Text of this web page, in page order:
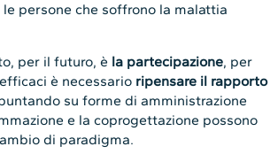
persone che soffrono la malattia
per il futuro, è la partecipazione, per
è necessario ripensare il rapporto
su forme di amministrazione
e la coprogettazione possono
di paradigma.